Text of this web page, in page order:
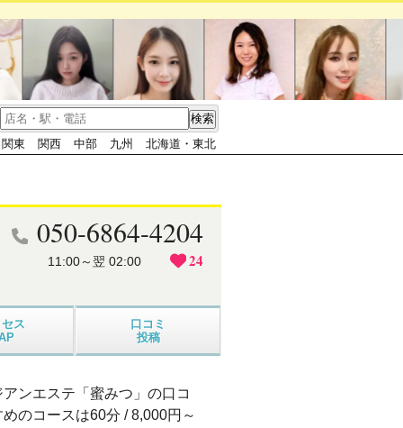
関東 関西 中部 九州 北海道・東北
050-6864-4204
11:00～翌 02:00 24
ス
口コミ
投稿
ンエステ「蜜みつ」の口コ
のコースは60分 / 8,000円～